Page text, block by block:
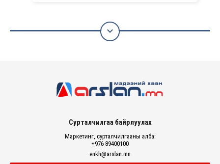

Сурталчилгаа байрлуулах
Маркетинг, сурталчилгааны алба:
+976 89400100
enkh@arslan.mn